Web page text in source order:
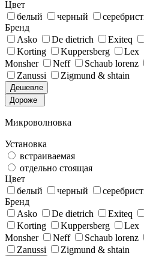
Цвет
белый
черный
Бренд
Asko
De dietrich Exiteq
Korting
Kuppersberg Lex
Monsher
Neff Schaub lorenz
Zanussi
Zigmund & shtain
Дешевле
Дороже
Микроволновка
Установка
встраиваемая
отдельно стоящая
Цвет
белый
черный
Бренд
Asko
De dietrich Exiteq
Korting
Kuppersberg Lex
Monsher
Neff Schaub lorenz
Zanussi
Zigmund & shtain